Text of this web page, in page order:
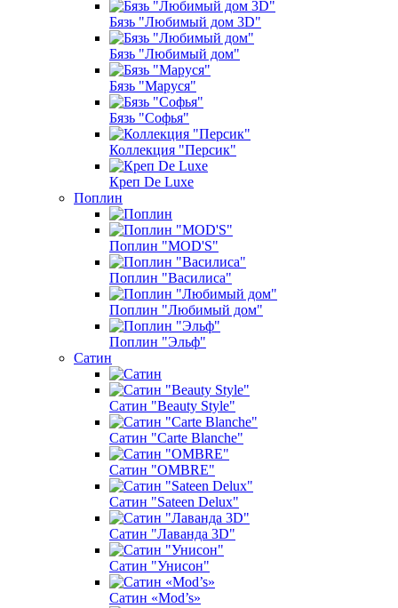
Бязь "Любимый дом 3D"
Бязь "Любимый дом"
Бязь "Маруся"
Бязь "Софья"
Коллекция "Персик"
Креп De Luxe
Поплин
Поплин "MOD'S"
Поплин "Василиса"
Поплин "Любимый дом"
Поплин "Эльф"
Сатин
Сатин "Beauty Style"
Сатин "Carte Blanche"
Сатин "OMBRE"
Сатин "Sateen Delux"
Сатин "Лаванда 3D"
Сатин "Унисон"
Сатин «Mod’s»